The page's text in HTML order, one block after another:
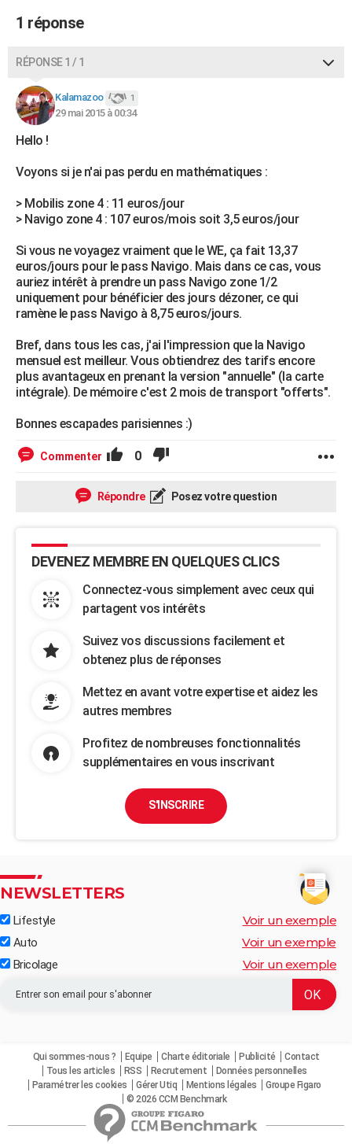
1 réponse
RÉPONSE 1 / 1
Kalamazoo 1
29 mai 2015 à 00:34
Hello !
Voyons si je n'ai pas perdu en mathématiques :
> Mobilis zone 4 : 11 euros/jour
> Navigo zone 4 : 107 euros/mois soit 3,5 euros/jour
Si vous ne voyagez vraiment que le WE, ça fait 13,37
euros/jours pour le pass Navigo. Mais dans ce cas, vous
auriez intérêt à prendre un pass Navigo zone 1/2
uniquement pour bénéficier des jours dézoner, ce qui
ramène le pass Navigo à 8,75 euros/jours.
Bref, dans tous les cas, j'ai l'impression que la Navigo
mensuel est meilleur. Vous obtiendrez des tarifs encore
plus avantageux en prenant la version "annuelle" (la carte
intégrale). De mémoire c'est 2 mois de transport "offerts".
Bonnes escapades parisiennes :)
Commenter 0
Répondre Posez votre question
DEVENEZ MEMBRE EN QUELQUES CLICS
Connectez-vous simplement avec ceux qui
partagent vos intérêts
Suivez vos discussions facilement et
obtenez plus de réponses
Mettez en avant votre expertise et aidez les
autres membres
Profitez de nombreuses fonctionnalités
supplémentaires en vous inscrivant
S'INSCRIRE
NEWSLETTERS
Lifestyle Voir un exemple
Auto Voir un exemple
Bricolage Voir un exemple
Qui sommes-nous ? Equipe Charte éditoriale Publicité
Contact
Tous les articles
RSS Recrutement
Données personnelles
Paramétrer les cookies
Gérer Utiq Mentions légales
Groupe Figaro
© 2026 CCM Benchmark